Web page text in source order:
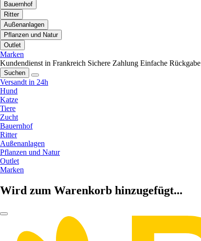
Bauernhof
Ritter
Außenanlagen
Pflanzen und Natur
Outlet
Marken
Kundendienst in Frankreich Sichere Zahlung Einfache Rückgabe
Suchen
Versandt in 24h
Hund
Katze
Tiere
Zucht
Bauernhof
Ritter
Außenanlagen
Pflanzen und Natur
Outlet
Marken
Wird zum Warenkorb hinzugefügt...